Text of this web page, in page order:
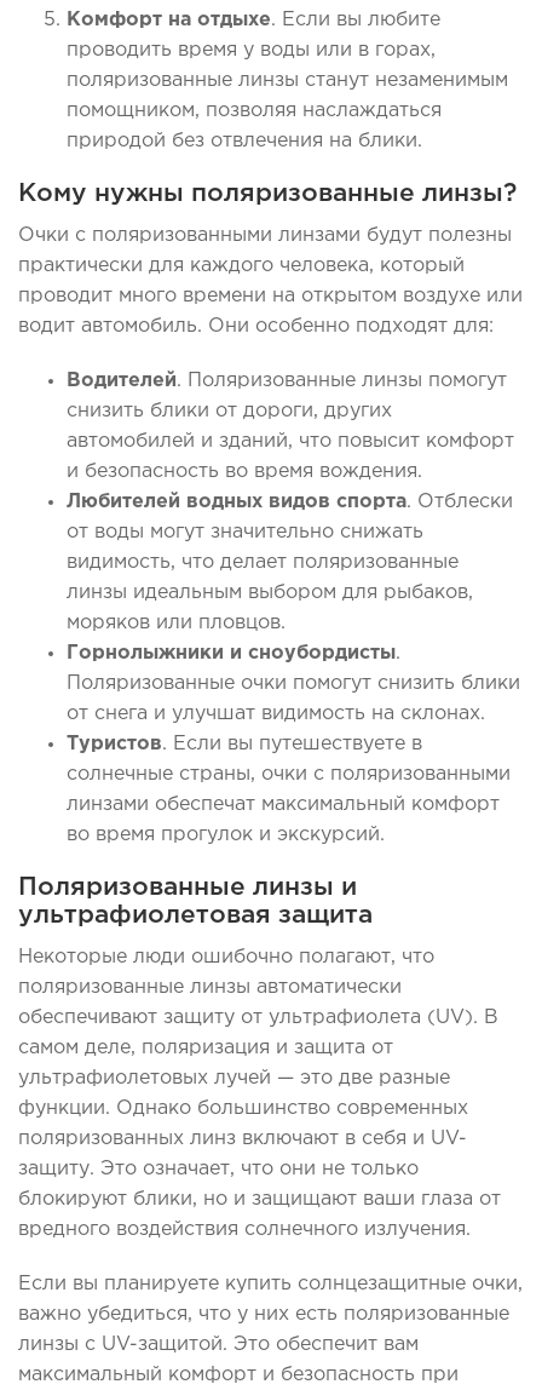
Комфорт на отдыхе. Если вы любите
проводить время у воды или в горах,
поляризованные линзы станут незаменимым
помощником, позволяя наслаждаться
природой без отвлечения на блики.
Кому нужны поляризованные линзы?
Очки с поляризованными линзами будут полезны
практически для каждого человека, который
проводит много времени на открытом воздухе или
водит автомобиль. Они особенно подходят для:
Водителей. Поляризованные линзы помогут
снизить блики от дороги, других
автомобилей и зданий, что повысит комфорт
и безопасность во время вождения.
Любителей водных видов спорта. Отблески
от воды могут значительно снижать
видимость, что делает поляризованные
линзы идеальным выбором для рыбаков,
моряков или пловцов.
Горнолыжники и сноубордисты.
Поляризованные очки помогут снизить блики
от снега и улучшат видимость на склонах.
Туристов. Если вы путешествуете в
солнечные страны, очки с поляризованными
линзами обеспечат максимальный комфорт
во время прогулок и экскурсий.
Поляризованные линзы и
ультрафиолетовая защита
Некоторые люди ошибочно полагают, что
поляризованные линзы автоматически
обеспечивают защиту от ультрафиолета (UV). В
самом деле, поляризация и защита от
ультрафиолетовых лучей — это две разные
функции. Однако большинство современных
поляризованных линз включают в себя и UV-
защиту. Это означает, что они не только
блокируют блики, но и защищают ваши глаза от
вредного воздействия солнечного излучения.
Если вы планируете купить солнцезащитные очки,
важно убедиться, что у них есть поляризованные
линзы с UV-защитой. Это обеспечит вам
максимальный комфорт и безопасность при